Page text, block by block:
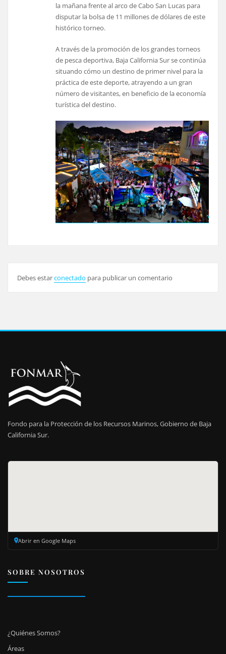
la mañana frente al arco de Cabo San Lucas para
disputar la bolsa de 11 millones de dólares de este
histórico torneo.
A través de la promoción de los grandes torneos
de pesca deportiva, Baja California Sur se continúa
situando cómo un destino de primer nivel para la
práctica de este deporte, atrayendo a un gran
número de visitantes, en beneficio de la economía
turística del destino.
Debes estarconectado para publicar un comentario
Fondo para la Protección de los Recursos Marinos, Gobierno de Baja
California Sur.
Abrir en Google Maps
SOBRE NOSOTROS
¿Quiénes Somos?
Áreas